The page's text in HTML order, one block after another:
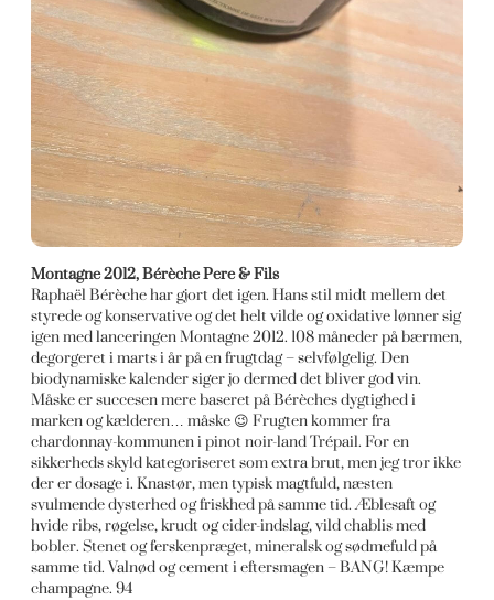
Montagne 2012, Bérèche Pere & Fils
Raphaël Bérèche har gjort det igen. Hans stil midt mellem det
styrede og konservative og det helt vilde og oxidative lønner sig
igen med lanceringen Montagne 2012. 108 måneder på bærmen,
degorgeret i marts i år på en frugtdag – selvfølgelig. Den
biodynamiske kalender siger jo dermed det bliver god vin.
Måske er succesen mere baseret på Bérèches dygtighed i
marken og kælderen… måske 😉 Frugten kommer fra
chardonnay-kommunen i pinot noir-land Trépail. For en
sikkerheds skyld kategoriseret som extra brut, men jeg tror ikke
der er dosage i. Knastør, men typisk magtfuld, næsten
svulmende dysterhed og friskhed på samme tid. Æblesaft og
hvide ribs, røgelse, krudt og cider-indslag, vild chablis med
bobler. Stenet og ferskenpræget, mineralsk og sødmefuld på
samme tid. Valnød og cement i eftersmagen – BANG! Kæmpe
champagne. 94